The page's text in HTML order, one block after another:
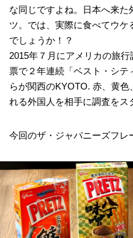
な同じですよね。日本へ来た
ツ。では、実際に食べてウ
でしょうか！？
2015年７月にアメリカの旅
票で２年連続「ベスト・シ
らが関西のKYOTO. 赤、黄
れる外国人を相手に調査をス
今回のザ・ジャパニーズフレ